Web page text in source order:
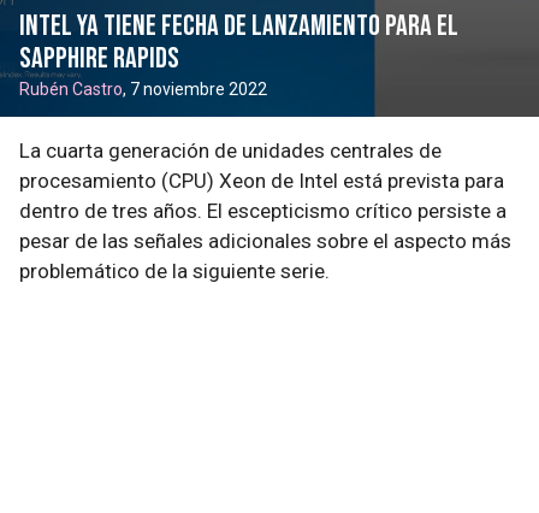
Intel ya tiene fecha de lanzamiento para el
Sapphire Rapids
Rubén Castro, 7 noviembre 2022
La cuarta generación de unidades centrales de
procesamiento (CPU) Xeon de Intel está prevista para
dentro de tres años. El escepticismo crítico persiste a
pesar de las señales adicionales sobre el aspecto más
problemático de la siguiente serie.